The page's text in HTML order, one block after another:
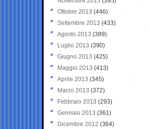
Ottobre 2013 (446)
Settembre 2013 (433)
Agosto 2013 (389)
Luglio 2013 (390)
Giugno 2013 (425)
Maggio 2013 (413)
Aprile 2013 (345)
Marzo 2013 (372)
Febbraio 2013 (293)
Gennaio 2013 (361)
Dicembre 2012 (364)